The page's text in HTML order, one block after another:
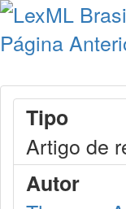
Página
Tipo
Artigo de
Autor